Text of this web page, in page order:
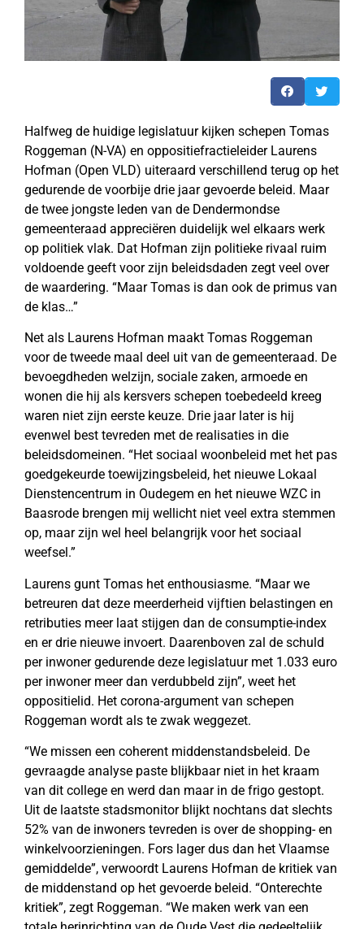
Halfweg de huidige legislatuur kijken schepen Tomas
Roggeman (N-VA) en oppositiefractieleider Laurens
Hofman (Open VLD) uiteraard verschillend terug op het
gedurende de voorbije drie jaar gevoerde beleid. Maar
de twee jongste leden van de Dendermondse
gemeenteraad appreciëren duidelijk wel elkaars werk
op politiek vlak. Dat Hofman zijn politieke rivaal ruim
voldoende geeft voor zijn beleidsdaden zegt veel over
de waardering. “Maar Tomas is dan ook de primus van
de klas…”
Net als Laurens Hofman maakt Tomas Roggeman
voor de tweede maal deel uit van de gemeenteraad. De
bevoegdheden welzijn, sociale zaken, armoede en
wonen die hij als kersvers schepen toebedeeld kreeg
waren niet zijn eerste keuze. Drie jaar later is hij
evenwel best tevreden met de realisaties in die
beleidsdomeinen. “Het sociaal woonbeleid met het pas
goedgekeurde toewijzingsbeleid, het nieuwe Lokaal
Dienstencentrum in Oudegem en het nieuwe WZC in
Baasrode brengen mij wellicht niet veel extra stemmen
op, maar zijn wel heel belangrijk voor het sociaal
weefsel.”
Laurens gunt Tomas het enthousiasme. “Maar we
betreuren dat deze meerderheid vijftien belastingen en
retributies meer laat stijgen dan de consumptie-index
en er drie nieuwe invoert. Daarenboven zal de schuld
per inwoner gedurende deze legislatuur met 1.033 euro
per inwoner meer dan verdubbeld zijn”, weet het
oppositielid. Het corona-argument van schepen
Roggeman wordt als te zwak weggezet.
“We missen een coherent middenstandsbeleid. De
gevraagde analyse paste blijkbaar niet in het kraam
van dit college en werd dan maar in de frigo gestopt.
Uit de laatste stadsmonitor blijkt nochtans dat slechts
52% van de inwoners tevreden is over de shopping- en
winkelvoorzieningen. Fors lager dus dan het Vlaamse
gemiddelde”, verwoordt Laurens Hofman de kritiek van
de middenstand op het gevoerde beleid. “Onterechte
kritiek”, zegt Roggeman. “We maken werk van een